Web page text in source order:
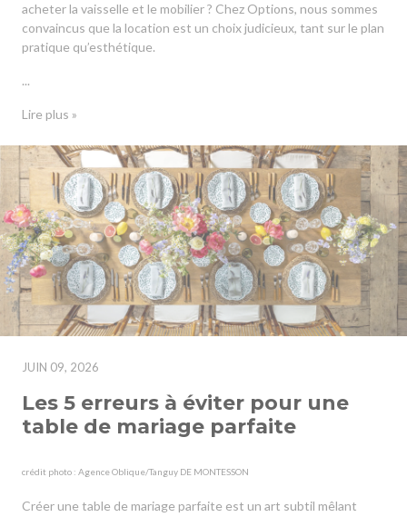
acheter la vaisselle et le mobilier ? Chez Options, nous sommes
convaincus que la location est un choix judicieux, tant sur le plan
pratique qu’esthétique.
...
Lire plus »
JUIN 09, 2026
Les 5 erreurs à éviter pour une
table de mariage parfaite
crédit photo : Agence Oblique/Tanguy DE MONTESSON
Créer une table de mariage parfaite est un art subtil mêlant